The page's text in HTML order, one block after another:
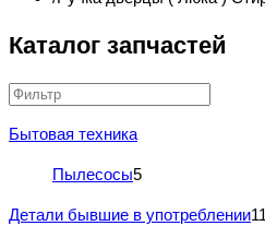
Каталог запчастей
Бытовая техника
Пылесосы5
Детали бывшие в употреблении11